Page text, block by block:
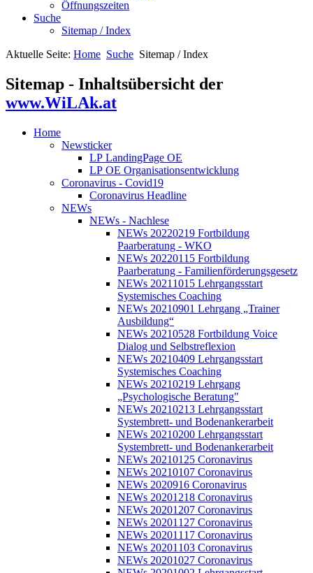
Öffnungszeiten
Suche
Sitemap / Index
Aktuelle Seite: Home Suche Sitemap / Index
Sitemap - Inhaltsübersicht der
www.WiLAk.at
Home
Newsticker
LP LandingPage OE
LP OE Organisationsentwicklung
Coronavirus - Covid19
Coronavirus Headline
NEWs
NEWs - Nachlese
NEWs 20220219 Fortbildung
Paarberatung - WKO
NEWs 20220115 Fortbildung
Paarberatung - Familienförderungsgesetz
NEWs 20211015 Lehrgangsstart
Systemisches Coaching
NEWs 20210901 Lehrgang „Trainer
Ausbildung“
NEWs 20210528 Fortbildung Voice
Dialog und Selbstreflexion
NEWs 20210409 Lehrgangsstart
Systemisches Coaching
NEWs 20210219 Lehrgang
„Psychologische Beratung"
NEWs 20210213 Lehrgangsstart
Systembrett- und Bodenankerarbeit
NEWs 20210200 Lehrgangsstart
Systembrett- und Bodenankerarbeit
NEWs 20210125 Coronavirus
NEWs 20210107 Coronavirus
NEWs 2020916 Coronavirus
NEWs 20201218 Coronavirus
NEWs 20201207 Coronavirus
NEWs 20201127 Coronavirus
NEWs 20201117 Coronavirus
NEWs 20201103 Coronavirus
NEWs 20201027 Coronavirus